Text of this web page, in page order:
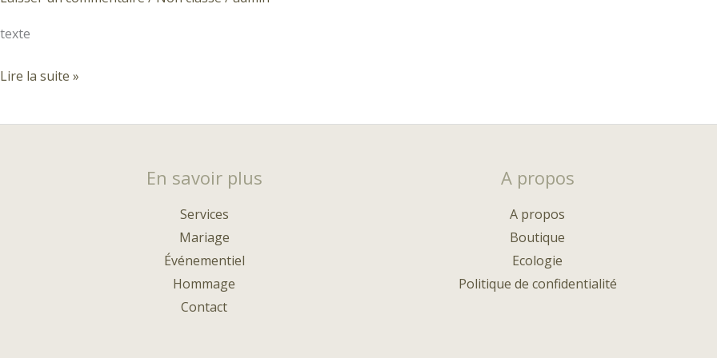
texte
Titre
Lire la suite »
En savoir plus
Services
Mariage
Événementiel
Hommage
Contact
A propos
A propos
Boutique
Ecologie
Politique de confidentialité